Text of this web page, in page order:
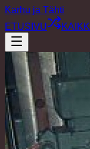
Karhu ja Tähti
ETUSIVU
KAIKKI